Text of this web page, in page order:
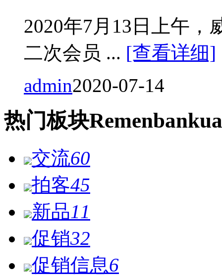
2020年7月13日上午，
二次会员 ... [查看详细]
admin2020-07-14
热门板块Remen
交流60
拍客45
新品11
促销32
促销信息6